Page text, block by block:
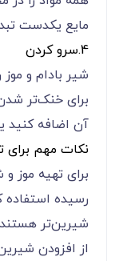
مایع یکدست
4.سرو کردن
شیر بادام و موز
برای خنک‌تر
آن اضافه کنید
نکات مهم برای
برای تهیه موز
رسیده
شیرین‌تر
از افزودن